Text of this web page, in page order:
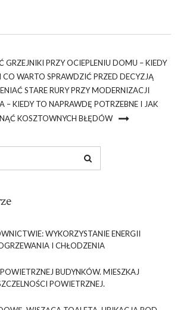
GRZEJNIKI PRZY OCIEPLENIU DOMU – KIEDY
WARTO SPRAWDZIĆ PRZED DECYZJĄ
STARE RURY PRZY MODERNIZACJI
– KIEDY TO NAPRAWDĘ POTRZEBNE I JAK
KOSZTOWNYCH BŁĘDÓW
WYKORZYSTANIE ENERGII
I CHŁODZENIA
BUDYNKÓW. MIESZKAJ
POWIETRZNEJ.